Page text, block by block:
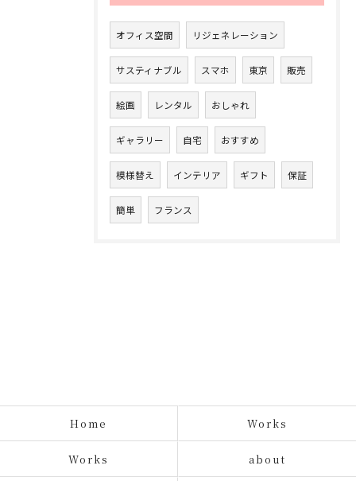
オフィス空間 リジェネレーション
サスティナブル スマホ 東京 販売
絵画 レンタル おしゃれ
ギャラリー 自宅 おすすめ
模様替え インテリア ギフト 保証
簡単 フランス
Home Works
Works about